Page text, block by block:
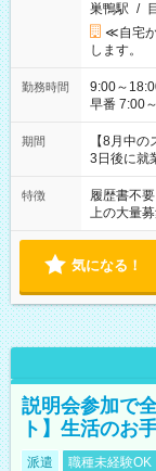
巣鴨駅 /
≪自宅
します。
勤務時間
9:00～18:00（休憩60分）
早番 7:00～
と休みを
「できれ
ね。 ※Wワーク希望の方へ 今ご覧のお仕事で希望する勤務時間
と、もう1
合は応募
期間
【8月中
3日後に就
特徴 履歴書不要
上の大量
気になる！
説明会参加で
ト】生活のお
派遣 職種未経験OK